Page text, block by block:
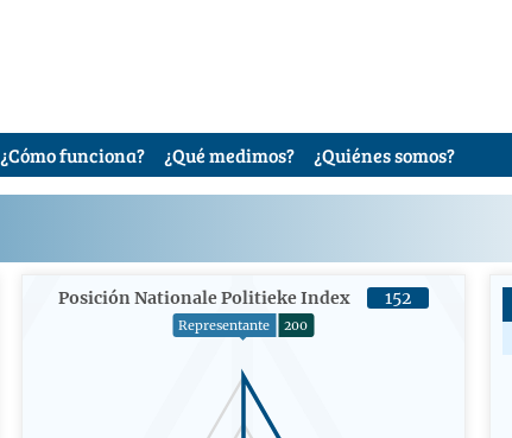
¿Cómo funciona? ¿Qué medimos? ¿Quiénes somos?
Posición Nationale Politieke Index 152
Representante 200